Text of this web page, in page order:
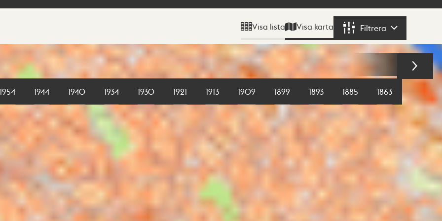
Visa lista Visa karta Filtrera
1954 1944 1940 1934 1930 1921 1913 1909 1899 1893 1885 1863